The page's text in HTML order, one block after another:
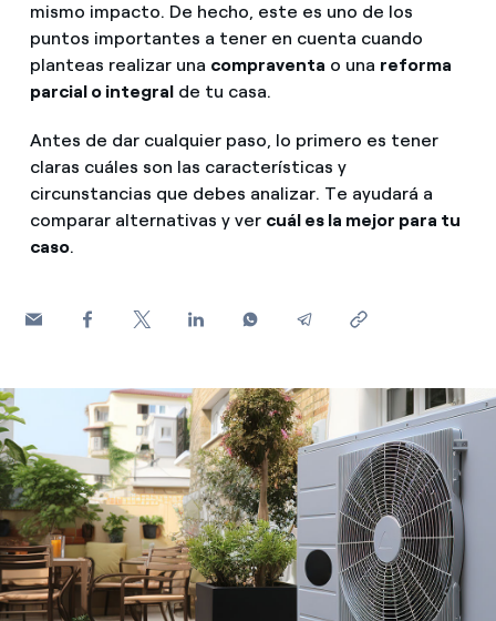
Empresas
Consejos de ahorro
Futuro
Horarios punta, llano y valle: qué son, cuándo aplican
¿Cómo ver mis facturas de Endesa?
¿Cómo cambiar el titular del contrato?
¿Has recibido una oferta para cambiar de
compañía?
Ofertas para autónomos y Pymes
¿Gestionas varias comunidades de propietarios?
Solar
Climatización
Te ayudamos
Compromiso
mismo impacto. De hecho, este es uno de los
puntos importantes a tener en cuenta cuando
planteas realizar una compraventa o una reforma
parcial o integralde tu casa.
Antes de dar cualquier paso, lo primero es tener
claras cuáles son las características y
circunstancias que debes analizar. Te ayudará a
comparar alternativas y ver cuál es la mejor para tu
caso.